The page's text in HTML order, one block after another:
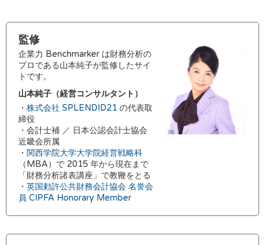
監修
企業力 Benchmarker は財務分析の
プロである山本純子が監修したサイ
トです。
山本純子（経営コンサルタント）
・ 株式会社 SPLENDID21 の代表取
締役
・会計士補 ／ 日本公認会計士協会
近畿会所属
・ 関西学院大学大学院経営戦略科
（MBA）で 2015 年から現在まで
「財務分析諸表講座」で教鞭をとる
・ 英国勅許公共財務会計協会 名誉会
員 CIPFA Honorary Member